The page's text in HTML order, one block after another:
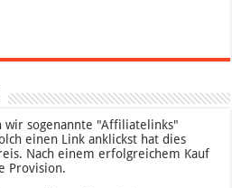
sogenannte "Affiliatelinks"
einen Link anklickst hat dies
Nach einem erfolgreichem Kauf
Provision.